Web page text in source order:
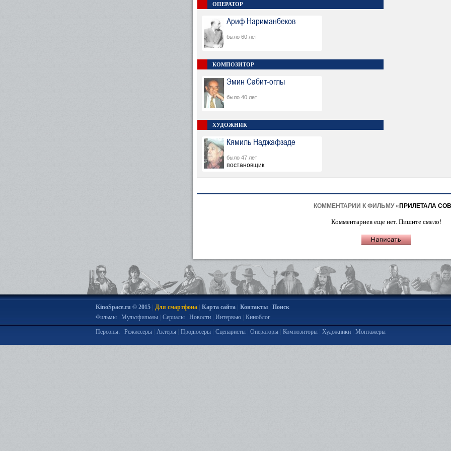
ОПЕРАТОР
Ариф Нариманбеков
было 60 лет
КОМПОЗИТОР
Эмин Сабит-оглы
было 40 лет
ХУДОЖНИК
Кямиль Наджафзаде
было 47 лет
постановщик
КОММЕНТАРИИ К ФИЛЬМУ « ПРИЛЕТАЛА
Комментариев еще нет. Пишите смело!
KinoSpace.ru © 2015| Для смартфона| Карта сайта| Контакты| Поиск
Фильмы| Мультфильмы| Сериалы| Новости| Интервью| Киноблог
Персоны: Режиссеры| Актеры| Продюсеры| Сценаристы| Операторы| Композиторы| Художники| Монтажеры